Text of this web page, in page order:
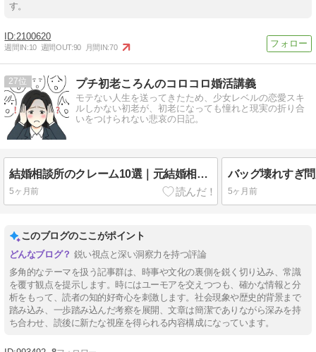
す。
2100620
週間IN:10 週間OUT:90 月間IN:70
27 プチ初老ころんのコロコロ婚活講義
モテない人生を送ってきたため、少女レベルの恋愛スキ
ルしかない初老が、初老になっても憧れと現実の折り合
いをつけられない悲哀の日記。
結婚相談所のクレーム10選｜元結婚相談員が見た実態
5ヶ月前 5ヶ月前
このブログのここがポイント
鋭い視点と深い洞察力を持つ評論
多角的なテーマを扱う記事群は、時事や文化の裏側を鋭く切り込み、常識
を覆す観点を提示します。時にはユーモアを交えつつも、確かな情報と分
析をもって、読者の知的好奇心を刺激します。社会現象や歴史的背景まで
踏み込み、一歩踏み込んだ考察を展開、文章は簡潔でありながら深みを持
ち合わせ、読後に新たな視座を得られる内容構成になっています。